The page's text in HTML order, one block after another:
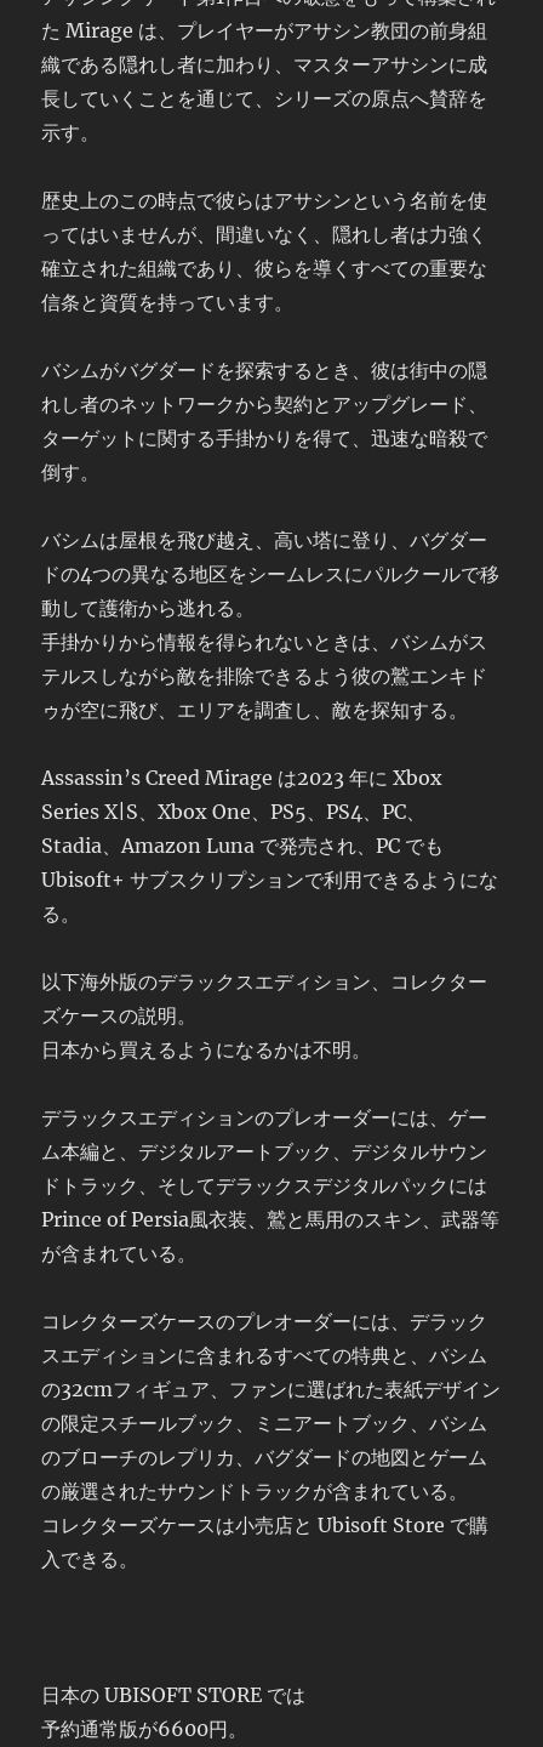
た Mirage は、プレイヤーがアサシン教団の前身組
織である隠れし者に加わり、マスターアサシンに成
長していくことを通じて、シリーズの原点へ賛辞を
示す。
歴史上のこの時点で彼らはアサシンという名前を使
ってはいませんが、間違いなく、隠れし者は力強く
確立された組織であり、彼らを導くすべての重要な
信条と資質を持っています。
バシムがバグダードを探索するとき、彼は街中の隠
れし者のネットワークから契約とアップグレード、
ターゲットに関する手掛かりを得て、迅速な暗殺で
倒す。
バシムは屋根を飛び越え、高い塔に登り、バグダー
ドの4つの異なる地区をシームレスにパルクールで移
動して護衛から逃れる。
手掛かりから情報を得られないときは、バシムがス
テルスしながら敵を排除できるよう彼の鷲エンキド
ゥが空に飛び、エリアを調査し、敵を探知する。
Assassin’s Creed Mirage は2023 年に Xbox
Series X|S、Xbox One、PS5、PS4、PC、
Stadia、Amazon Luna で発売され、PC でも
Ubisoft+ サブスクリプションで利用できるようにな
る。
以下海外版のデラックスエディション、コレクター
ズケースの説明。
日本から買えるようになるかは不明。
デラックスエディションのプレオーダーには、ゲー
ム本編と、デジタルアートブック、デジタルサウン
ドトラック、そしてデラックスデジタルパックには
Prince of Persia風衣装、鷲と馬用のスキン、武器等
が含まれている。
コレクターズケースのプレオーダーには、デラック
スエディションに含まれるすべての特典と、バシム
の32cmフィギュア、ファンに選ばれた表紙デザイン
の限定スチールブック、ミニアートブック、バシム
のブローチのレプリカ、バグダードの地図とゲーム
の厳選されたサウンドトラックが含まれている。
コレクターズケースは小売店と Ubisoft Store で購
入できる。
日本の UBISOFT STORE では
予約通常版が6600円。